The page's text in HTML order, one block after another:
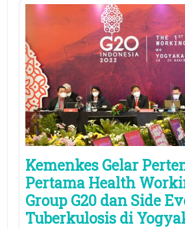
Kemenkes Gelar
Pertama Health
Group G20 dan Side
Tuberkulosis di